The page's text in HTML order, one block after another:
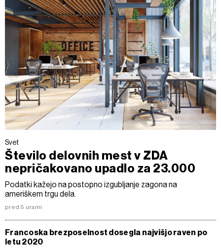
Svet
Število delovnih mest v ZDA
nepričakovano upadlo za 23.000
Podatki kažejo na postopno izgubljanje zagona na
ameriškem trgu dela.
pred 5 urami
Francoska brezposelnost dosegla najvišjo raven po
letu 2020